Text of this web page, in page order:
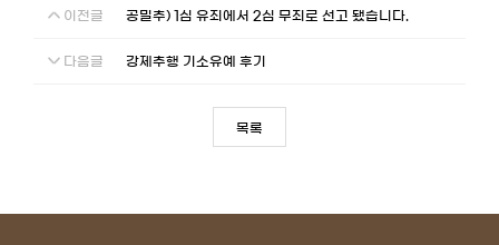
이전글 공밀추) 1심 유죄에서 2심 무죄로 선고 됐습니다.
다음글 강제추행 기소유예 후기
목록